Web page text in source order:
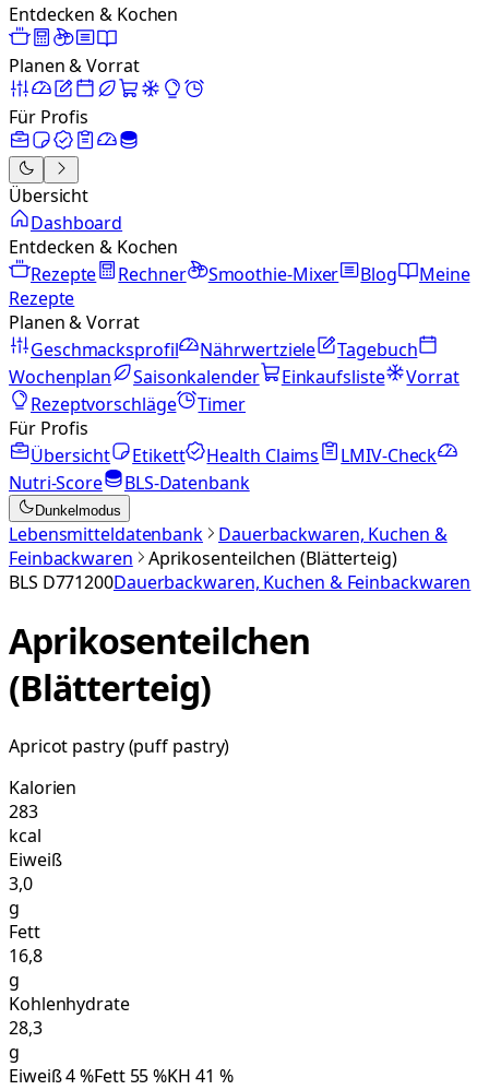
Entdecken & Kochen
Planen & Vorrat
Für Profis
Übersicht
Dashboard
Entdecken & Kochen
Rezepte
Rechner Smoothie-Mixer Blog
Meine
Rezepte
Planen & Vorrat
Geschmacksprofil
Nährwertziele
Tagebuch
Wochenplan
Saisonkalender Einkaufsliste
Vorrat
Rezeptvorschläge
Timer
Für Profis
Übersicht
Etikett Health Claims
LMIV-Check
Nutri-Score
BLS-Datenbank
Dunkelmodus
Lebensmitteldatenbank
Dauerbackwaren, Kuchen &
Feinbackwaren
Aprikosenteilchen (Blätterteig)
BLS D771200Dauerbackwaren, Kuchen & Feinbackwaren
Aprikosenteilchen
(Blätterteig)
Apricot pastry (puff pastry)
Kalorien
283
kcal
Eiweiß
3,0
g
Fett
16,8
g
Kohlenhydrate
28,3
g
Eiweiß4%Fett 55%KH 41 %